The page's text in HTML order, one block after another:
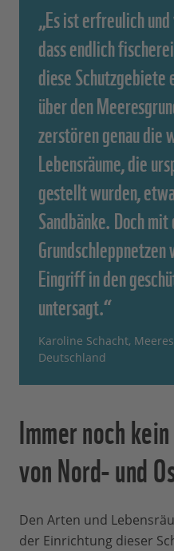
„Es ist erfreulich
dass endlich
diese
über den
zerstören genau die
Lebensräume, die
gestellt wurden,
Sandbänke. Doch
Eingriff in den
untersagt.“
Karoline Schacht,
Deutschland
Immer noch
von Nord- und
Den Arten und
der Einrichtung dieser